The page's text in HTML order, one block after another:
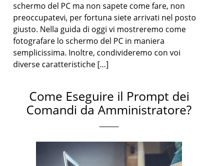
schermo del PC ma non sapete come fare, non
preoccupatevi, per fortuna siete arrivati nel posto
giusto. Nella guida di oggi vi mostreremo come
fotografare lo schermo del PC in maniera
semplicissima. Inoltre, condivideremo con voi
diverse caratteristiche […]
Come Eseguire il Prompt dei
Comandi da Amministratore?